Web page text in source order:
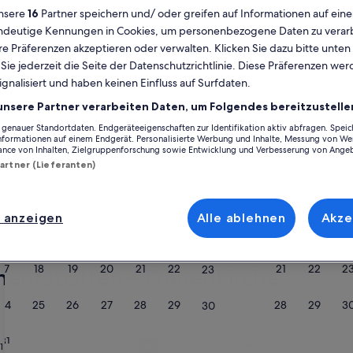
Kalender
Derzeit
werden
die
Monate
2026
und
September
August 2026
MoMontag
DiDienstag
MiMittwoch
DoDonnerstag
FrFreitagSaSamstag
SoSonntag
9
17 18 19 20 21 22 23
24 25 26 27 28 29 30
31
MoMontag
Di
7 9
14 15
21 22 23
28 29
München Kreuzviertel
Ferienunterkünfte bieten dir für deinen Aufenthalt eine Reihe toller
die allen gefällt und allen Bedürfnissen gerecht wird – das Angebot
– Frauenkirche
Bewertungen)
Haus 5min vom Starnberrger See
16 Partner speichern und/ oder greifen auf Informationen auf
Kennungen in Cookies, um personenbezogene Daten zu
Präferenzen akzeptieren oder verwalten. Klicken Sie dazu bitte
jederzeit die Seite der Datenschutzrichtlinie. Diese Präferenzen
und haben keinen Einfluss auf Surfdaten.
Partner verarbeiten Daten, um Folgendes
Standortdaten. Endgeräteeigenschaften zur Identifikation aktiv abfragen.
auf einem Endgerät. Personalisierte Werbung und Inhalte, Messung von
von Inhalten, Zielgruppenforschung sowie Entwicklung und Verbesserung von
(Lieferanten)
Alle ablehnen